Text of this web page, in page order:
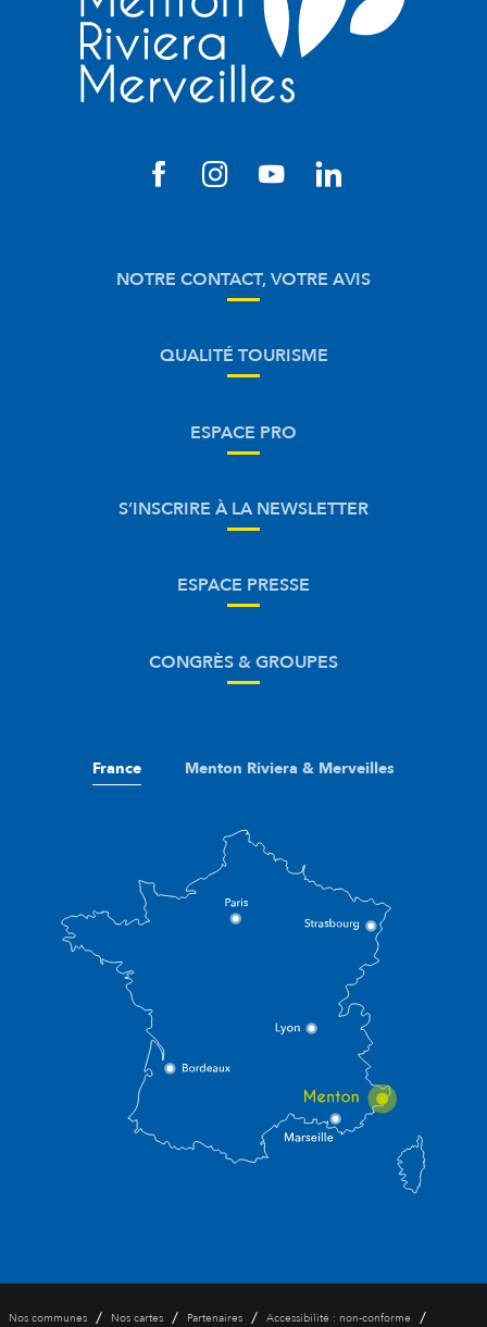
NOTRE CONTACT, VOTRE AVIS
QUALITÉ TOURISME
ESPACE PRO
S’INSCRIRE À LA NEWSLETTER
ESPACE PRESSE
CONGRÈS & GROUPES
France Menton Riviera & Merveilles
Nos communes / Nos cartes / Partenaires / Accessibilité : non-conforme /